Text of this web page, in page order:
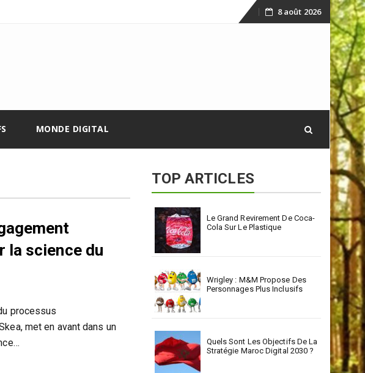
Skip
8 août 2026
MONDE DIGITAL
la science du
processus
met en avant dans un
TOP ARTICLES
Le Grand Revirement De Coca-
Cola Sur Le Plastique
Wrigley : M&M Propose Des
Personnages Plus Inclusifs
Quels Sont Les Objectifs De La
Stratégie Maroc Digital 2030 ?